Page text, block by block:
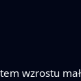
wzrostu